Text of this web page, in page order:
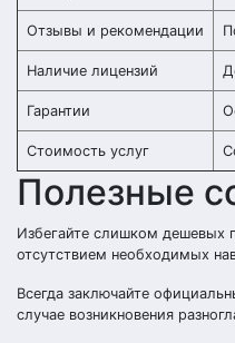
Отзывы и рекомендации
Наличие лицензий
Гарантии
Стоимость услуг
Полезные
Избегайте слишком дешевых
отсутствием необходимых
Всегда заключайте
случае возникновения